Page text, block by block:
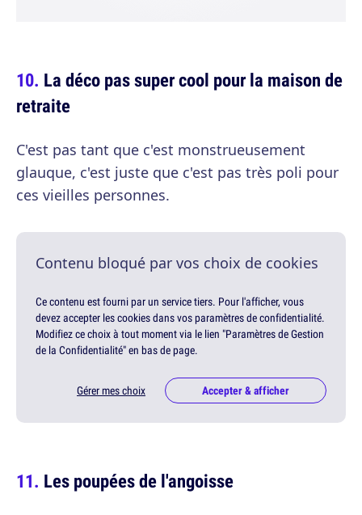
La déco pas super cool pour la maison de
retraite
C'est pas tant que c'est monstrueusement
glauque, c'est juste que c'est pas très poli pour
ces vieilles personnes.
Contenu bloqué par vos choix de cookies
Ce contenu est fourni par un service tiers. Pour l'afficher, vous
devez accepter les cookies dans vos paramètres de confidentialité.
Modifiez ce choix à tout moment via le lien "Paramètres de Gestion
de la Confidentialité" en bas de page.
Gérer mes choix Accepter & afficher
Les poupées de l'angoisse